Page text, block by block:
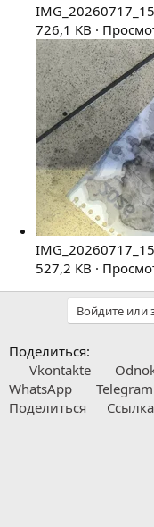
726,1 KB ·
527,2 KB ·
Войдите или
Поделиться:
Vkontakte
WhatsApp
Telegram
Поделиться
Ссылка